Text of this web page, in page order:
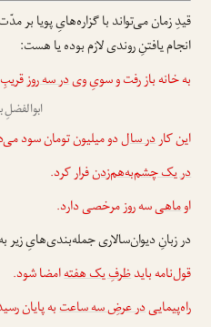
قیدِ زمان می‌تواند با گزاره‌هایِ پویا بر
انجام یافتنِ روندی لا‌زم بوده یا هست:
به خانه باز رفت و سویِ ویدر سه روز
این کاردر سالدو میلیون تومان سود
در یک چشم‌به‌هم‌زدنفرار کرد.
اوماهیسه روز مرخصی دارد.
در زبانِ دیوان‌سالاری جمله‌بندی‌هایِ زیر
قول‌نامه بایدظرفِ یک هفتهامضا شود.
راه‌پیماییدر عرضِ سه ساعتبه پایان